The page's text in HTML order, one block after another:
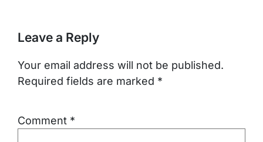
Leave a Reply
Your email address will not be published.
Required fields are marked *
Comment *